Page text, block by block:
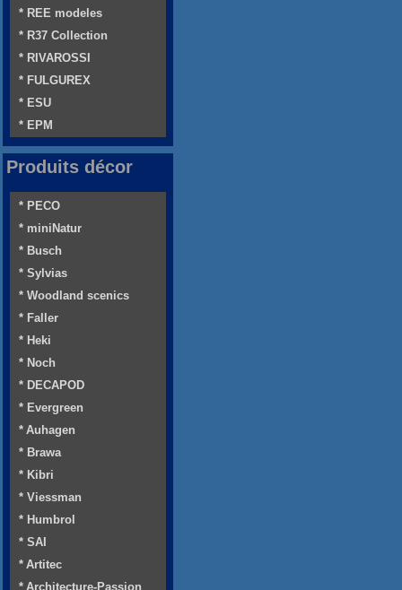
* REE modeles
* R37 Collection
* RIVAROSSI
* FULGUREX
* ESU
* EPM
Produits décor
* PECO
* miniNatur
* Busch
* Sylvias
* Woodland scenics
* Faller
* Heki
* Noch
* DECAPOD
* Evergreen
* Auhagen
* Brawa
* Kibri
* Viessman
* Humbrol
* SAI
* Artitec
* Architecture-Passion